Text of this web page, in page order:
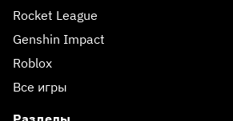
Rocket League
Genshin Impact
Roblox
Все игры